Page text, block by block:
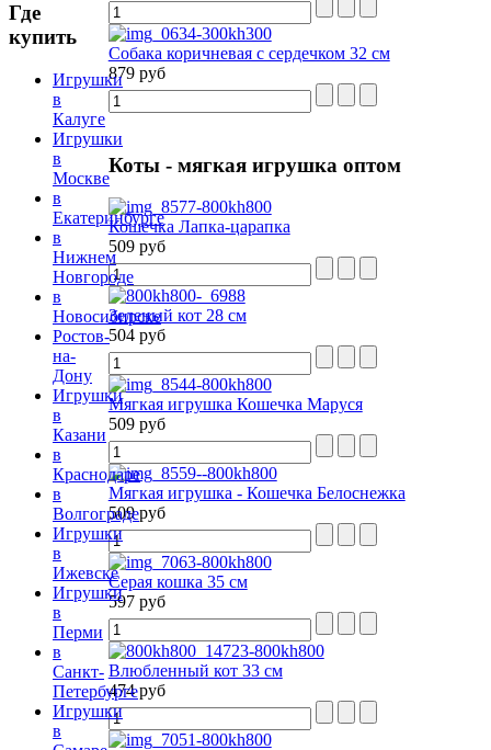
Собака коричневая с сердечком 32 см
879 руб
Коты- мягкая игрушка оптом
Кошечка Лапка-царапка
509 руб
Зеленый кот 28 см
504 руб
Мягкая игрушка Кошечка Маруся
509 руб
Мягкая игрушка - Кошечка Белоснежка
509 руб
Серая кошка 35 см
597 руб
Влюбленный кот 33 см
474 руб
Где
купить
Игрушки
в
Калуге
Игрушки
в
Москве
в
Екатеринбурге
в
Нижнем
Новгороде
в
Новосибирске
Ростов-
на-
Дону
Игрушки
в
Казани
в
Краснодаре
в
Волгограде
Игрушки
в
Ижевске
Игрушки
в
Перми
в
Санкт-
Петербурге
Игрушки
в